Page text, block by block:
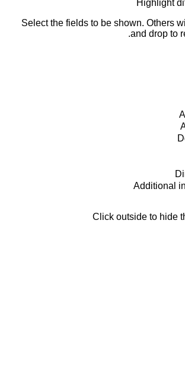
Select the fields to be shown.
and
Click outside to